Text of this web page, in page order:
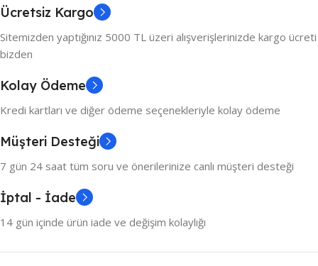
Ücretsiz Kargo
Sitemizden yaptığınız 5000 TL üzeri alışverişlerinizde kargo ücreti
bizden
Kolay Ödeme
Kredi kartları ve diğer ödeme seçenekleriyle kolay ödeme
Müşteri Desteği
7 gün 24 saat tüm soru ve önerilerinize canlı müşteri desteği
İptal - İade
14 gün içinde ürün iade ve değişim kolaylığı